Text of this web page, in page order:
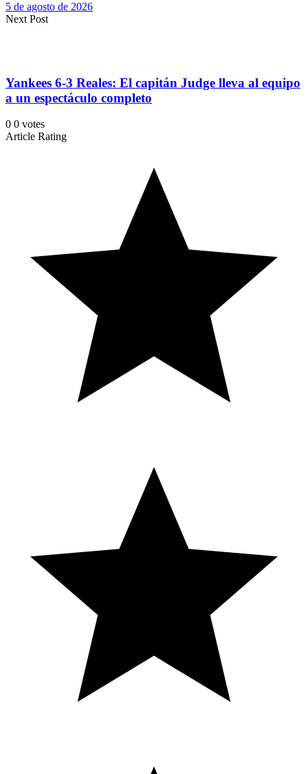
5 de agosto de 2026
Next Post
Yankees 6-3 Reales: El capitán Judge lleva al equipo
a un espectáculo completo
0 0 votes
Article Rating